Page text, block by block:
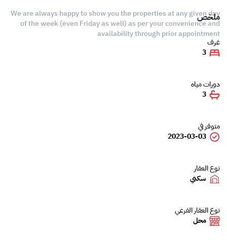
We are always happy to show you the properties at any given day
of the week (even Friday as well) as per your convenience and
availability through prior appointment
ملخص
غرف
3
دورات مياه
3
متوفر في
2023-03-03
نوع العقار
سكني
نوع العقار الفرعي
محل